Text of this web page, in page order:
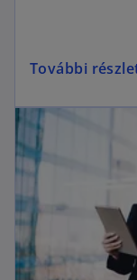
További